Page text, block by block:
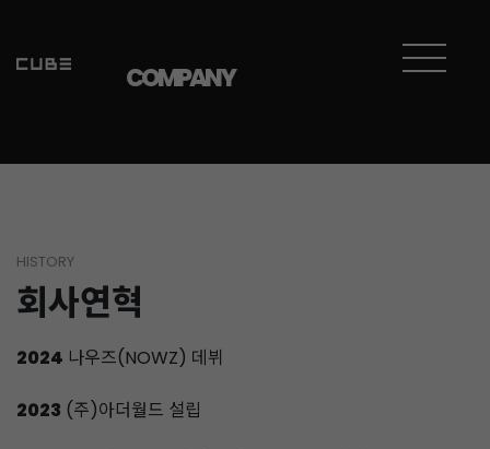
COMPANY
HISTORY
회사연혁
2024 나우즈(NOWZ) 데뷔
2023 (주)아더월드 설립